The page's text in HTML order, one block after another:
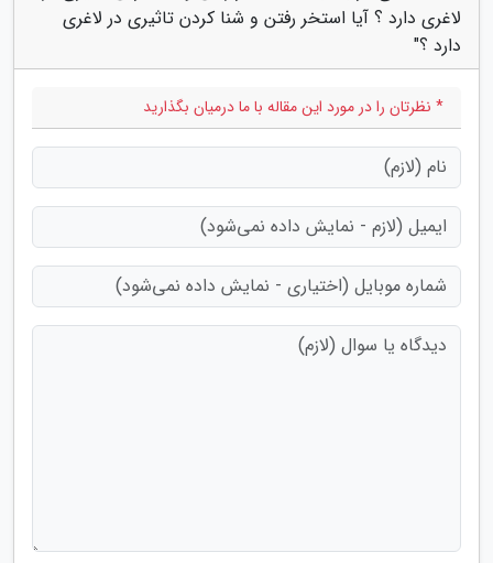
لاغری دارد ؟ آیا استخر رفتن و شنا کردن تاثیری در لاغری
دارد ؟"
* نظرتان را در مورد این مقاله با ما درمیان بگذارید